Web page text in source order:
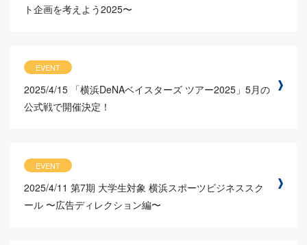
ト企画を考えよう2025〜
EVENT
2025/4/15 「横浜DeNAベイスターズ ツアー2025」5月の
公式戦で開催決定！
EVENT
2025/4/11 第7期 大学生対象 横浜スポーツビジネススク
ール 〜広告ディレクション編〜